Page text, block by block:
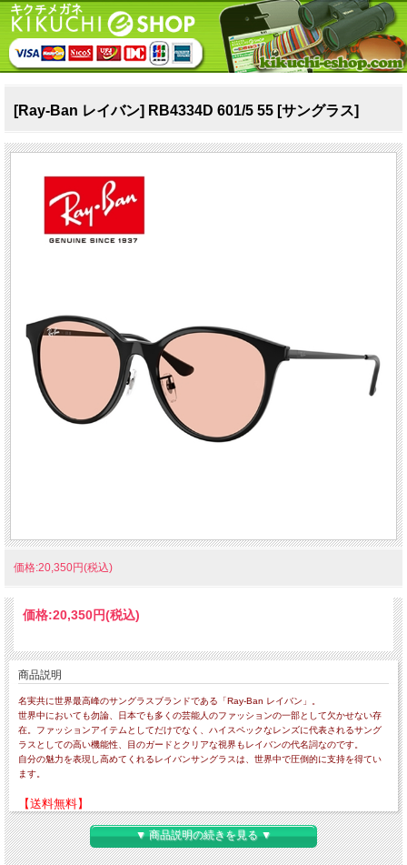
[Ray-Ban レイバン] RB4334D 601/5 55 [サングラス]
価格:20,350円(税込)
価格:20,350円(税込)
商品説明
名実共に世界最高峰のサングラスブランドである「Ray-Ban レイバン」。
世界中においても勿論、日本でも多くの芸能人のファッションの一部として欠かせない存
在。ファッションアイテムとしてだけでなく、ハイスペックなレンズに代表されるサング
ラスとしての高い機能性、目のガードとクリアな視界もレイバンの代名詞なのです。
自分の魅力を表現し高めてくれるレイバンサングラスは、世界中で圧倒的に支持を得てい
ます。
【送料無料】
▼ 商品説明の続きを見る ▼